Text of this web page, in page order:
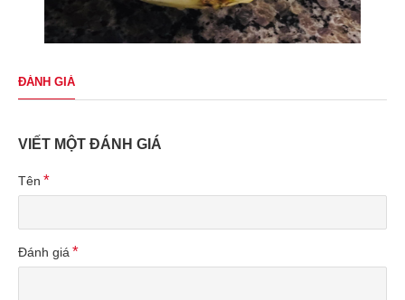
ĐÁNH GIÁ
VIẾT MỘT ĐÁNH GIÁ
Tên
Đánh giá